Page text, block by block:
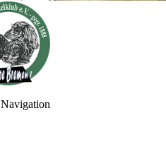
Navigation